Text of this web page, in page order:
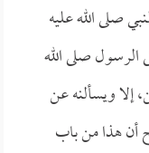
صلى الله عليه
الرسول صلى الله
إلا ويسألنه عن
أن هذا من باب